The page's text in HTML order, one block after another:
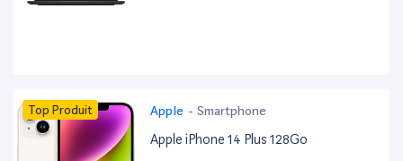
Top Produit Apple - Smartphone
Apple iPhone 14 Plus 128Go